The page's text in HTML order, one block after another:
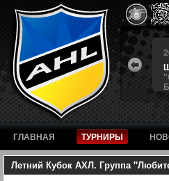
4
4
26.07.26 (ШАЛ)
3
БЕРКУТ
1
Альянс
ГЛАВНАЯ ТУРНИРЫ
Летний Кубок АХЛ. Группа